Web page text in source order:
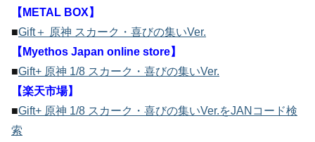
【METAL BOX】
■Gift＋ 原神 スカーク・喜びの集いVer.
【Myethos Japan online store】
■Gift+ 原神 1/8 スカーク・喜びの集いVer.
【楽天市場】
■Gift+ 原神 1/8 スカーク・喜びの集いVer.をJANコード検
索